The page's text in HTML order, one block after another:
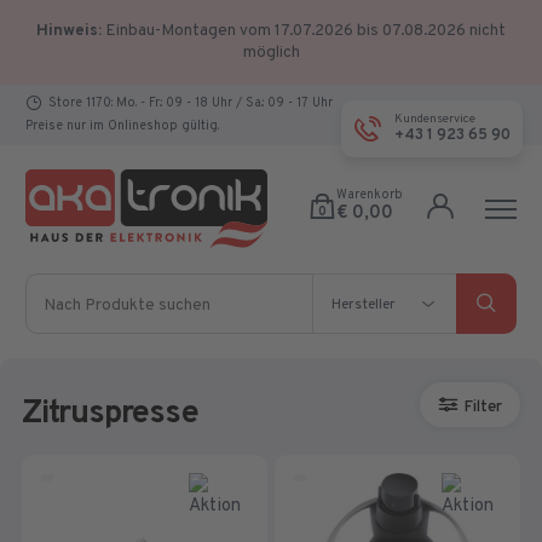
Hinweis: Einbau-Montagen vom 17.07.2026 bis 07.08.2026 nicht
möglich
Store 1170: Mo. - Fr.: 09 - 18 Uhr / Sa.: 09 - 17 Uhr
Preise nur im Onlineshop gültig.
Kundenservice
+43 1 923 65 90
0
Warenkorb
€ 0,00
Hersteller
Zitruspresse Filter